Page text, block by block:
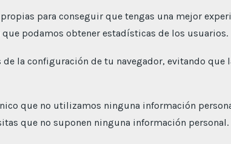
para conseguir que tengas una mejor
podamos obtener estadísticas de los usuarios.
la configuración de tu navegador, evitando que
que no utilizamos ninguna información
que no suponen ninguna información personal.